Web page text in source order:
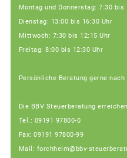
Montag und Donnerstag: 7:30
Dienstag: 13:00 bis 16:30 Uhr
Mittwoch: 7:30 bis 12:15 Uhr
Freitag: 8:00 bis 12:30 Uhr
Persönliche Beratung gerne
Die BBV Steuerberatung
Tel.: 09191 97800-0
Fax: 09191 97800-99
Mail: forchheim@bbv-